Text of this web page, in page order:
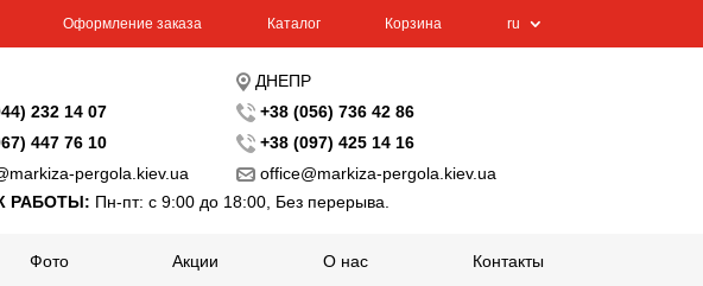
Оформление заказа Каталог Корзина ru
ДНЕПР
+38 (056) 736 42 86
+38 (097) 425 14 16
office@markiza-pergola.kiev.ua
232 14 07
447 76 10
pergola.kiev.ua
РАБОТЫ: Пн-пт: с 9:00 до 18:00, Без перерыва.
Фото Акции О нас Контакты